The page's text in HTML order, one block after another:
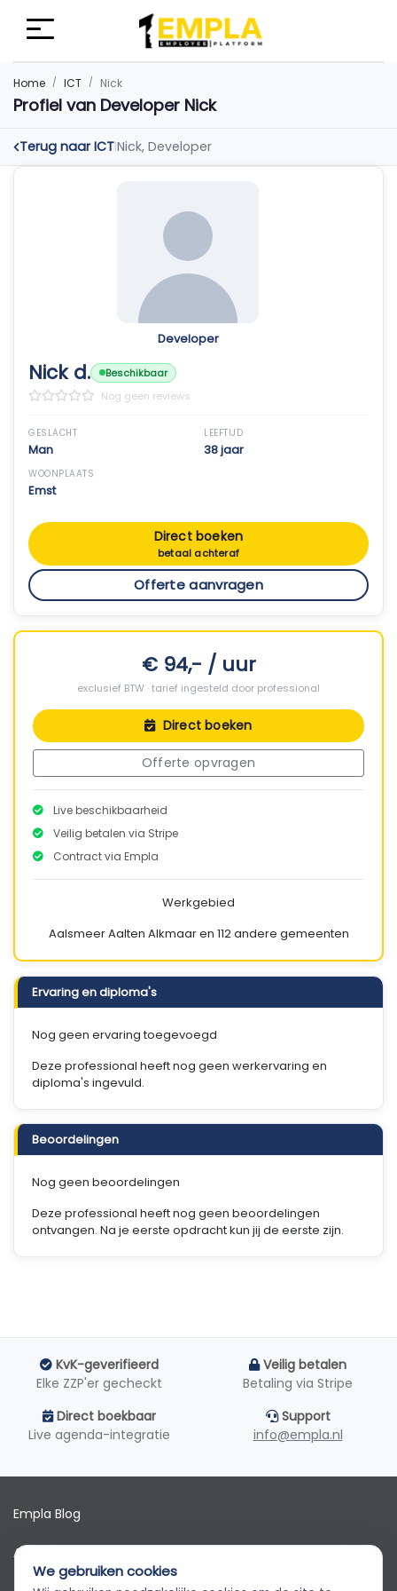
Home ICT Nick
Profiel van Developer Nick
Terug naar ICT|Nick, Developer
Developer
Nick d.
Beschikbaar
Nog geen reviews
GESLACHT
Man
LEEFTIJD
38 jaar
WOONPLAATS
Emst
Direct boeken
betaal achteraf
Offerte aanvragen
€ 94,- / uur
exclusief BTW · tarief ingesteld door professional
Direct boeken
Offerte opvragen
Live beschikbaarheid
Veilig betalen via Stripe
Contract via Empla
Werkgebied
AalsmeerAalten Alkmaaren 112 andere gemeenten
Ervaring en diploma's
Nog geen ervaring toegevoegd
Deze professional heeft nog geen werkervaring en
diploma's ingevuld.
Beoordelingen
Nog geen beoordelingen
Deze professional heeft nog geen beoordelingen
ontvangen. Na je eerste opdracht kun jij de eerste zijn.
KvK-geverifieerd
Elke ZZP'er gecheckt
Veilig betalen
Betaling via Stripe
Direct boekbaar
Live agenda-integratie
Support
info@empla.nl
Empla Blog
Algemene voorwaarden
We gebruiken cookies